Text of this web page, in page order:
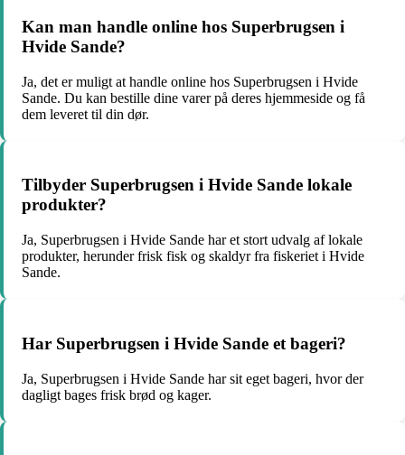
Kan man handle online hos Superbrugsen i
Hvide Sande?
Ja, det er muligt at handle online hos Superbrugsen i Hvide
Sande. Du kan bestille dine varer på deres hjemmeside og få
dem leveret til din dør.
Tilbyder Superbrugsen i Hvide Sande lokale
produkter?
Ja, Superbrugsen i Hvide Sande har et stort udvalg af lokale
produkter, herunder frisk fisk og skaldyr fra fiskeriet i Hvide
Sande.
Har Superbrugsen i Hvide Sande et bageri?
Ja, Superbrugsen i Hvide Sande har sit eget bageri, hvor der
dagligt bages frisk brød og kager.